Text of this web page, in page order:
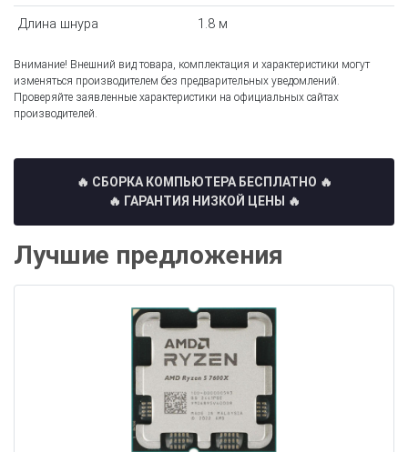
Длина шнура 1.8 м
Внимание! Внешний вид товара, комплектация и характеристики могут
изменяться производителем без предварительных уведомлений.
Проверяйте заявленные характеристики на официальных сайтах
производителей.
🔥 СБОРКА КОМПЬЮТЕРА БЕСПЛАТНО 🔥
🔥 ГАРАНТИЯ НИЗКОЙ ЦЕНЫ 🔥
Лучшие предложения